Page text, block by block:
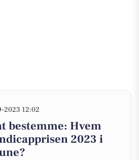
2023 12:02
bestemme: Hvem
2023 i